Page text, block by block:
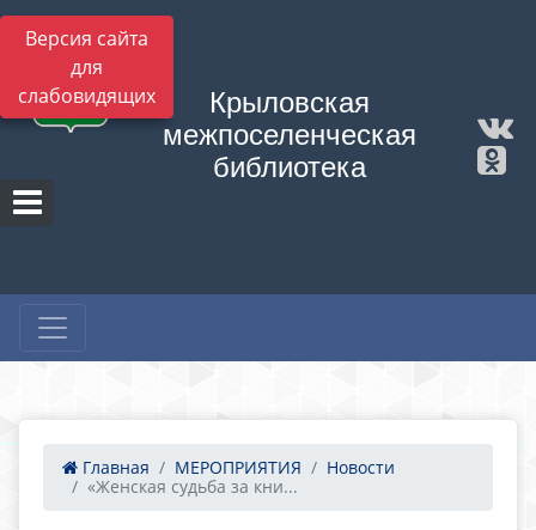
Версия сайта
для
слабовидящих
Крыловская
межпоселенческая
библиотека
Главная МЕРОПРИЯТИЯ
Новости
«Женская судьба за кни...